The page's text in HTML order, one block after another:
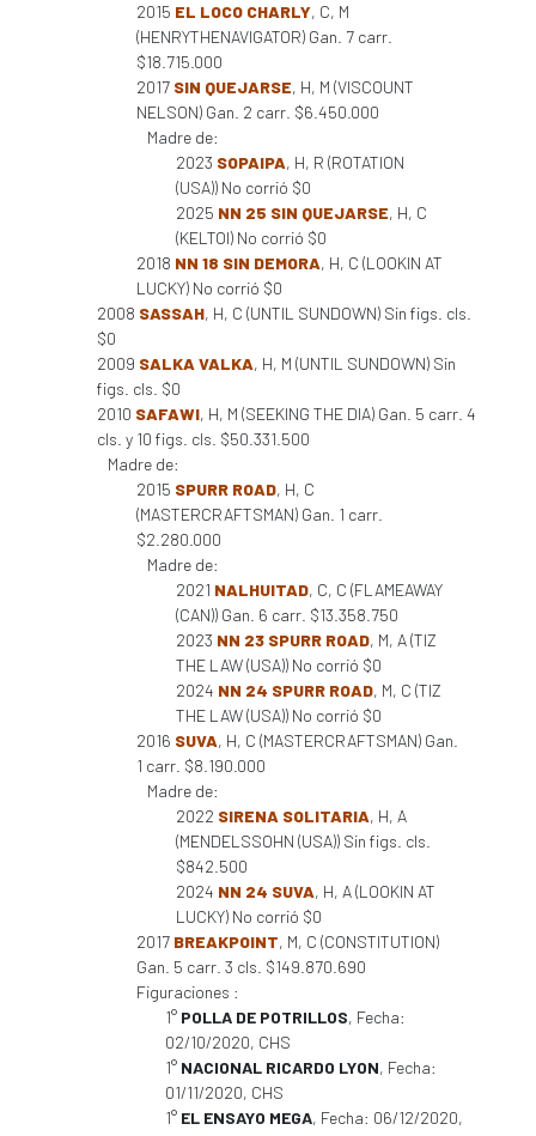
2015 EL LOCO CHARLY, C, M
(HENRYTHENAVIGATOR) Gan. 7 carr.
$18.715.000
2017 SIN QUEJARSE, H, M (VISCOUNT
NELSON) Gan. 2 carr. $6.450.000
Madre de:
2023 SOPAIPA, H, R (ROTATION
(USA)) No corrió $0
2025 NN 25 SIN QUEJARSE, H, C
(KELTOI) No corrió $0
2018 NN 18 SIN DEMORA, H, C (LOOKIN AT
LUCKY) No corrió $0
2008 SASSAH, H, C (UNTIL SUNDOWN) Sin figs. cls.
$0
2009 SALKA VALKA, H, M (UNTIL SUNDOWN) Sin
figs. cls. $0
2010 SAFAWI, H, M (SEEKING THE DIA) Gan. 5 carr. 4
cls. y 10 figs. cls. $50.331.500
Madre de:
2015 SPURR ROAD, H, C
(MASTERCRAFTSMAN) Gan. 1 carr.
$2.280.000
Madre de:
2021 NALHUITAD, C, C (FLAMEAWAY
(CAN)) Gan. 6 carr. $13.358.750
2023 NN 23 SPURR ROAD, M, A (TIZ
THE LAW (USA)) No corrió $0
2024 NN 24 SPURR ROAD, M, C (TIZ
THE LAW (USA)) No corrió $0
2016 SUVA, H, C (MASTERCRAFTSMAN) Gan.
1 carr. $8.190.000
Madre de:
2022 SIRENA SOLITARIA, H, A
(MENDELSSOHN (USA)) Sin figs. cls.
$842.500
2024 NN 24 SUVA, H, A (LOOKIN AT
LUCKY) No corrió $0
2017 BREAKPOINT, M, C (CONSTITUTION)
Gan. 5 carr. 3 cls. $149.870.690
Figuraciones :
1° POLLA DE POTRILLOS, Fecha:
02/10/2020, CHS
1° NACIONAL RICARDO LYON, Fecha:
01/11/2020, CHS
1° EL ENSAYO MEGA, Fecha: 06/12/2020,